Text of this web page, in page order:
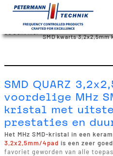
Je bent hier :
Producten
Speciale
SMD kwarts 3,2x2,5mm
SMD QUARZ
voordelige MHz
kristal met
prestaties en
Het MHz SMD-kristal in een
3,2x2,5mm/4pad is een zeer
favoriet geworden van alle